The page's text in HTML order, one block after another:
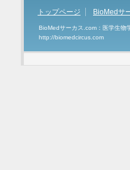
トップページ BioMedサ
BioMedサーカス.com：医学生物
http://biomedcircus.com